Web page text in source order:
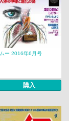
ムー 2016年6月号
購入